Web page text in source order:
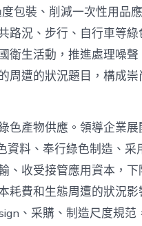
包裝、削減一次性用品
路況、步行、自行車等綠
衛生活動，推進處理噪聲
周遭的狀況題目，構成崇
色產物供應。領導企業
資料、奉行綠色制造、采
、收受接管應用資本，下
耗費和生態周遭的狀況影
、采購、制造尺度規范